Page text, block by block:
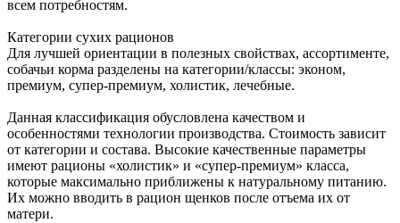
всем потребностям.
Категории сухих рационов
Для лучшей ориентации в полезных свойствах, ассортименте,
собачьи корма разделены на категории/классы: эконом,
премиум, супер-премиум, холистик, лечебные.
Данная классификация обусловлена качеством и
особенностями технологии производства. Стоимость зависит
от категории и состава. Высокие качественные параметры
имеют рационы «холистик» и «супер-премиум» класса,
которые максимально приближены к натуральному питанию.
Их можно вводить в рацион щенков после отъема их от
матери.